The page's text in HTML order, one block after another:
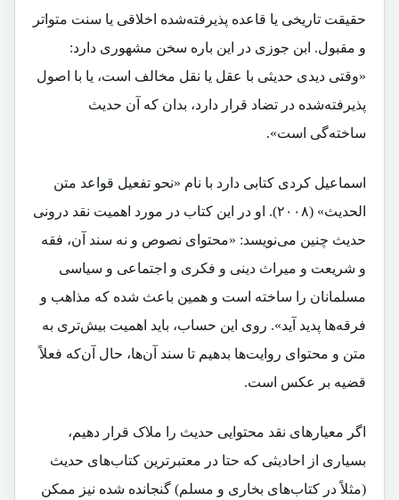
حقیقت تاریخی یا قاعده‌ پذیرفته‌شده اخلاقی یا سنت متواتر
و مقبول. ابن جوزی در این باره سخن مشهوری دارد:
«وقتی دیدی حدیثی با عقل یا نقل مخالف است، یا با اصول
پذیرفته‌شده در تضاد قرار دارد، بدان که آن حدیث
ساخته‌گی است».
اسماعیل کردی کتابی دارد با نام «نحو تفعیل قواعد متن
الحدیث» (۲۰۰۸). او در این کتاب در مورد اهمیت نقد درونی
حدیث چنین می‌نویسد: «محتوای نصوص و نه سند آن، فقه
و شریعت و میراث دینی و فکری و اجتماعی و سیاسی
مسلمانان را ساخته است و همین باعث شده که مذاهب و
فرقه‌ها پدید آید». روی این حساب، باید اهمیت بیش‌تری به
متن و محتوای روایت‌ها بدهیم تا سند آن‌ها، حال آن‌که فعلاً
قضیه بر عکس است.
اگر معیارهای نقد محتوایی حدیث را ملاک قرار دهیم،
بسیاری از احادیثی که حتا در معتبرترین کتاب‌های حدیث
(مثلاً در کتاب‌های بخاری و مسلم) گنجانده شده نیز ممکن